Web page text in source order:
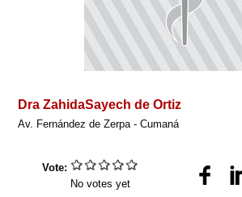
Dra ZahidaSayech de Ortiz
Av. Fernández de Zerpa - Cumaná
Vote:
No votes yet